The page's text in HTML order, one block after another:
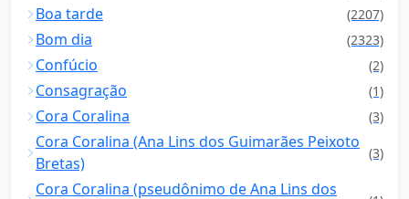
Boa tarde (2207)
Bom dia (2323)
Confúcio (2)
Consagração (1)
Cora Coralina (3)
Cora Coralina (Ana Lins dos Guimarães Peixoto
Bretas)
(3)
Cora Coralina (pseudônimo de Ana Lins dos